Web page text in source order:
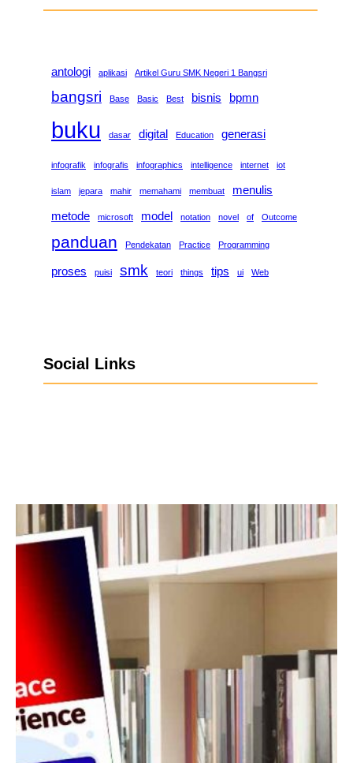
antologi aplikasi Artikel Guru SMK Negeri 1 Bangsri
bangsri Base Basic Best bisnis bpmn
buku dasar digital Education generasi
infografik infografis infographics intelligence internet iot
islam jepara mahir memahami membuat
menulis
metode
microsoft model notation novel of Outcome
panduan Pendekatan Practice Programming
proses puisi smk teori things tips ui Web
Social Links